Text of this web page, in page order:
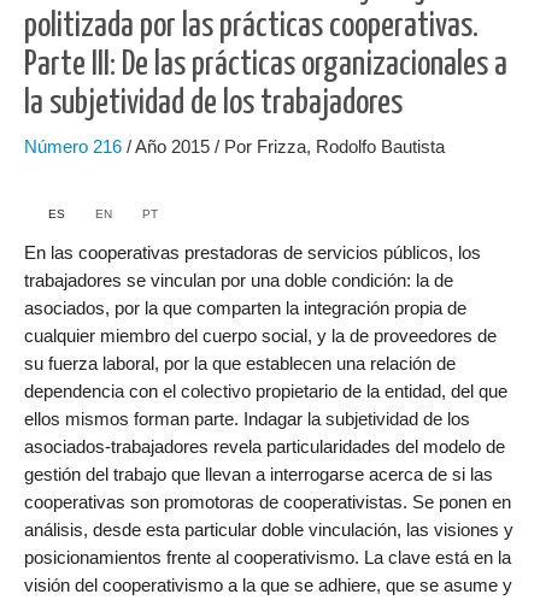
politizada por las prácticas cooperativas.
Parte III: De las prácticas organizacionales a
la subjetividad de los trabajadores
Número 216 / Año 2015 / Por Frizza, Rodolfo Bautista
ES EN PT
En las cooperativas prestadoras de servicios públicos, los
trabajadores se vinculan por una doble condición: la de
asociados, por la que comparten la integración propia de
cualquier miembro del cuerpo social, y la de proveedores de
su fuerza laboral, por la que establecen una relación de
dependencia con el colectivo propietario de la entidad, del que
ellos mismos forman parte. Indagar la subjetividad de los
asociados-trabajadores revela particularidades del modelo de
gestión del trabajo que llevan a interrogarse acerca de si las
cooperativas son promotoras de cooperativistas. Se ponen en
análisis, desde esta particular doble vinculación, las visiones y
posicionamientos frente al cooperativismo. La clave está en la
visión del cooperativismo a la que se adhiere, que se asume y